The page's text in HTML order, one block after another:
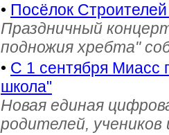
• Посёлок
Праздничный
подножия хребта"
• С 1 сентября Миасс
школа"
Новая единая
родителей, учеников